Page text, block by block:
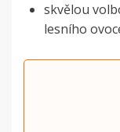
skvělou
lesního